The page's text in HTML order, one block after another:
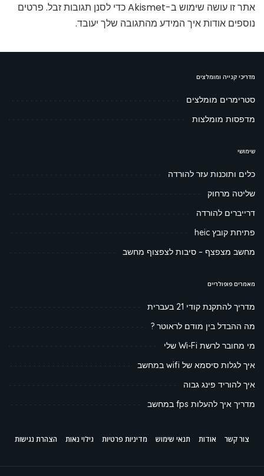
אתר זו עושה שימוש ב-Akismet כדי לסנן תגובות זבל.
פרטים
נוספים אודות איך המידע מהתגובה שלך יעובד.
מדריכי קנייה ומומלצים
סטרימרים מומלצים
מדפסות מומלצות
שימושי
כלים ותוכנות עזר להורדה
שליטה מרחוק
דרייברים להורדה
פתיחת קובץ heic
מחשב מצפצף – סיבות לצפצוף מחשב
מאמרים פופולריים
מדריך להתקנת קודי 21 בעברית
מה ההבדל בין מודם לראוטר ?
מי מחובר לרשת Wi-Fi שלי
איך לגלות סיסמא של wifi במחשב
איך להוריד פינג גבוה
מדריך איך להעלות fps במחשב
צור קשר אודות תנאי שימוש מדיניות פרטיות גילוי נאות הצהרת נגישות